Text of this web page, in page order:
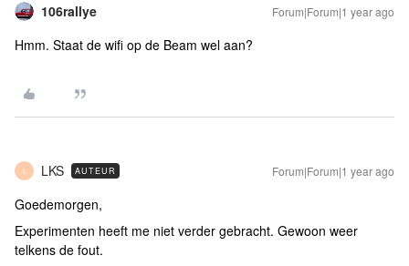
106rallye Forum|Forum|1 year ago
Hmm. Staat de wifi op de Beam wel aan?
L LKS AUTEUR Forum|Forum|1 year ago
Goedemorgen,
Experimenten heeft me niet verder gebracht. Gewoon weer
telkens de fout.